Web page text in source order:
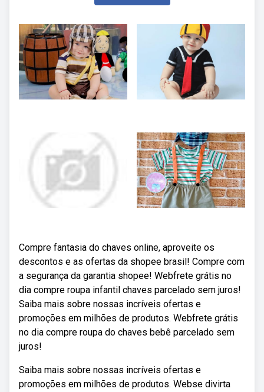
Compre fantasia do chaves online, aproveite os
descontos e as ofertas da shopee brasil! Compre com
a segurança da garantia shopee! Webfrete grátis no
dia compre roupa infantil chaves parcelado sem juros!
Saiba mais sobre nossas incríveis ofertas e
promoções em milhões de produtos. Webfrete grátis
no dia compre roupa do chaves bebê parcelado sem
juros!
Saiba mais sobre nossas incríveis ofertas e
promoções em milhões de produtos. Webse divirta